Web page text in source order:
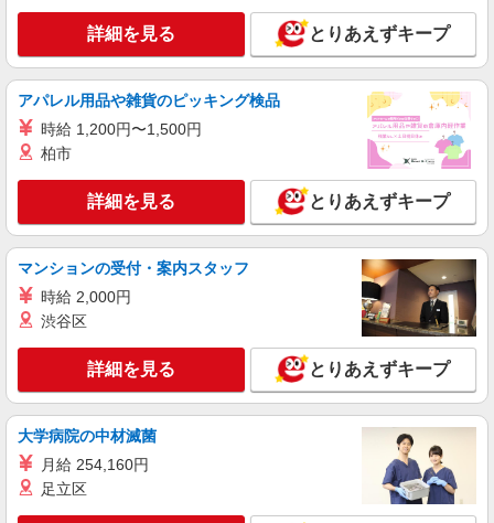
ィブ支給(規定有) ★月2回払い・週払い可能（規程
有）★ ゜・。○。・゜+゜・。○。・゜+゜
キープ 詳細を見る
株式会社シエロ
携帯販売スタッフ【docomo】
時給1400円〜1500円（経験・能力による） ※
残業代支給 ★交通費別途支給（規定あり） ゜
+゜・。○。・゜+゜・。○。・゜+゜ 入社祝い金10
万円支給(規定有) お友達を紹介頂くと, インセンテ
ィブ支給(規定有) ★月2回払い・週払い可能（規程
有）★ ゜・。○。・゜+゜・。○。・゜+゜
長崎県諫早市
キープ 詳細を見る
派遣社員
株式会社シエロ
【softbank】人気機種に詳しくなれる携帯販
売
時給1300円〜 ※残業代支給 ★交通費別途支給
（規定あり） ゜+゜・。○。・゜+゜・。○。・゜
+゜ 入社祝い金10万円支給(規定有) お友達を紹介
頂くと, インセンティブ支給(規定有) ★月2回払
い・週払い可能（規程有）★ ゜・。○。・゜
詳細を見る
詳細を見る とりあえずキープ
アパレル用品や雑貨のピッキング検品
時給 1,200円〜1,500円
柏市
詳細を見る とりあえずキープ
マンションの受付・案内スタッフ
時給 2,000円
渋谷区
詳細を見る とりあえずキープ
大学病院の中材滅菌
月給 254,160円
足立区